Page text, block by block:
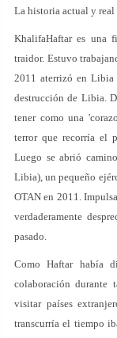
La historia actual y real
KhalifaHaftar es una
traidor. Estuvo
2011 aterrizó en Libia
destrucción de Libia.
tener como una
terror que recorría el
Luego se abrió
Libia), un pequeño
OTAN en 2011.
verdaderamente
pasado.
Como Haftar había
colaboración durante
visitar países
transcurría el tiempo